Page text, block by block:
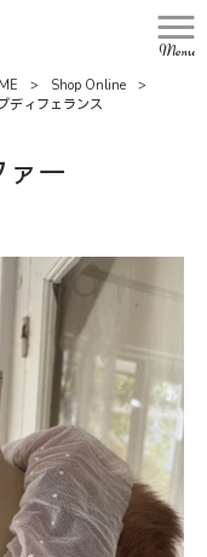
Menu
> Shop Online
>
ディフェランス
ァー